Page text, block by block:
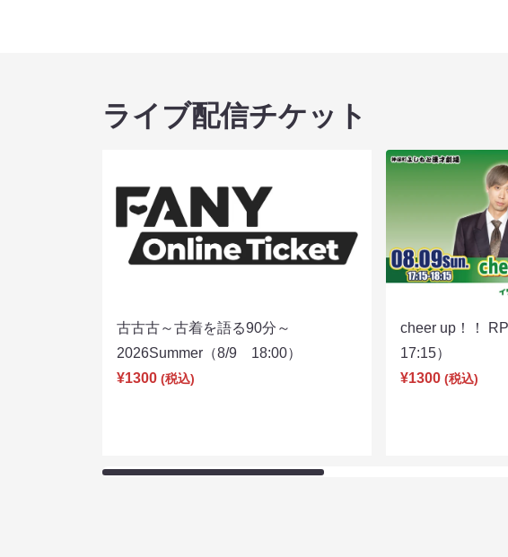
ライブ配信チケット
古古古～古着を語る90分～
2026Summer（8/9 18:00）
¥1300 (税込)
cheer up！！
17:15）
¥1300 (税込)